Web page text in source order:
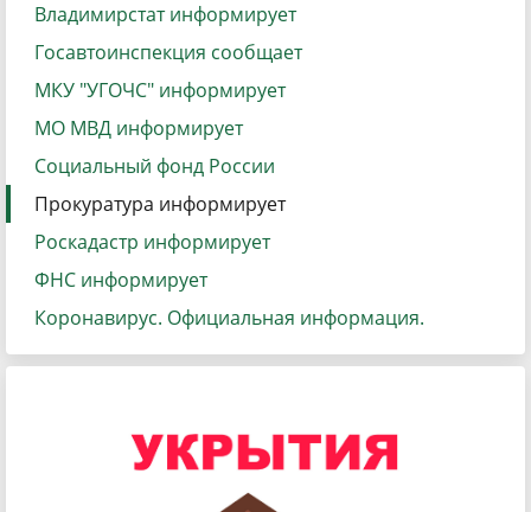
Владимирстат информирует
Госавтоинспекция сообщает
МКУ "УГОЧС" информирует
МО МВД информирует
Социальный фонд России
Прокуратура информирует
Роскадастр информирует
ФНС информирует
Коронавирус. Официальная информация.